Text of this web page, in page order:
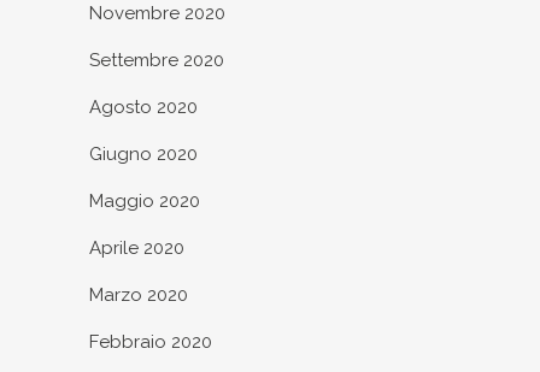
Novembre 2020
Settembre 2020
Agosto 2020
Giugno 2020
Maggio 2020
Aprile 2020
Marzo 2020
Febbraio 2020